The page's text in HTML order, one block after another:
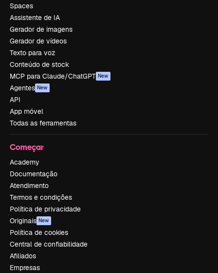
Spaces
Assistente de IA
Gerador de imagens
Gerador de vídeos
Texto para voz
Conteúdo de stock
MCP para Claude/ChatGPT New
Agentes New
API
App móvel
Todas as ferramentas
Começar
Academy
Documentação
Atendimento
Termos e condições
Política de privacidade
Originais New
Política de cookies
Central de confiabilidade
Afiliados
Empresas